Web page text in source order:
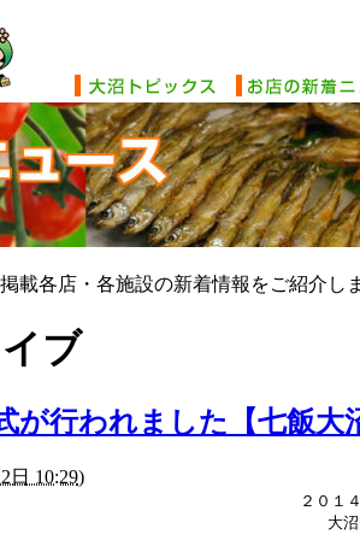
載各店・各施設の新着情報をご紹介し
ブ
が行われました【七飯大
日 10:29)
２０１
大